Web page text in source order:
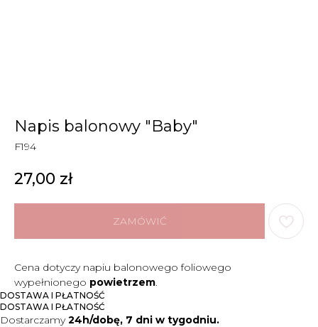
Napis balonowy "Baby"
F194
27,00 zł
ZAMÓWIĆ
Cena dotyczy napiu balonowego foliowego
wypełnionego powietrzem.
DOSTAWA I PŁATNOŚĆ
DOSTAWA I PŁATNOŚĆ
Dostarczamy24h/dobę, 7 dni w tygodniu.